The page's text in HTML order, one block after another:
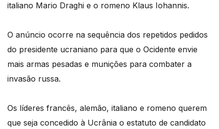
italiano Mario Draghi e o romeno Klaus Iohannis.
O anúncio ocorre na sequência dos repetidos pedidos
do presidente ucraniano para que o Ocidente envie
mais armas pesadas e munições para combater a
invasão russa.
Os líderes francês, alemão, italiano e romeno querem
que seja concedido à Ucrânia o estatuto de candidato